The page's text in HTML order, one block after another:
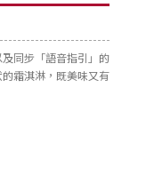
同步「語音指引」的
霜淇淋，既美味又有